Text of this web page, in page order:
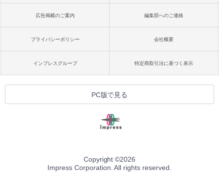
広告掲載のご案内 編集部へのご連絡
プライバシーポリシー 会社概要
インプレスグループ 特定商取引法に基づく表示
PC版で見る
Copyright ©2026
Impress Corporation. All rights reserved.